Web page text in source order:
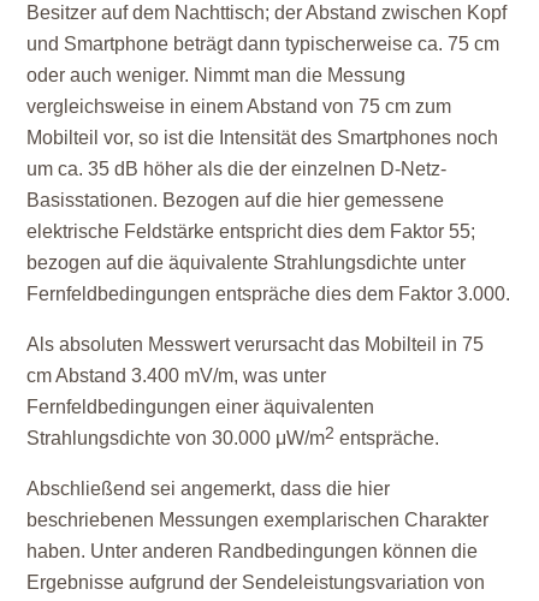
Besitzer auf dem Nachttisch; der Abstand zwischen Kopf
und Smartphone beträgt dann typischerweise ca. 75 cm
oder auch weniger. Nimmt man die Messung
vergleichsweise in einem Abstand von 75 cm zum
Mobilteil vor, so ist die Intensität des Smartphones noch
um ca. 35 dB höher als die der einzelnen D-Netz-
Basisstationen. Bezogen auf die hier gemessene
elektrische Feldstärke entspricht dies dem Faktor 55;
bezogen auf die äquivalente Strahlungsdichte unter
Fernfeldbedingungen entspräche dies dem Faktor 3.000.
Als absoluten Messwert verursacht das Mobilteil in 75
cm Abstand 3.400 mV/m, was unter
Fernfeldbedingungen einer äquivalenten
Strahlungsdichte von 30.000 μW/m2 entspräche.
Abschließend sei angemerkt, dass die hier
beschriebenen Messungen exemplarischen Charakter
haben. Unter anderen Randbedingungen können die
Ergebnisse aufgrund der Sendeleistungsvariation von